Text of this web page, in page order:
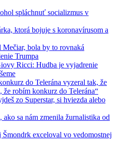
spláchnuť socializmus v
ktorá bojuje s koronavírusom a
bola by to rovnaká
Trumpa
Ricci: Hudba je vyjadrenie
do Telerána vyzeral tak, že
že robím konkurz do Telerána“
zo Superstar, si hviezda alebo
sa nám zmenila žurnalistika od
Šmondrk exceloval vo vedomostnej